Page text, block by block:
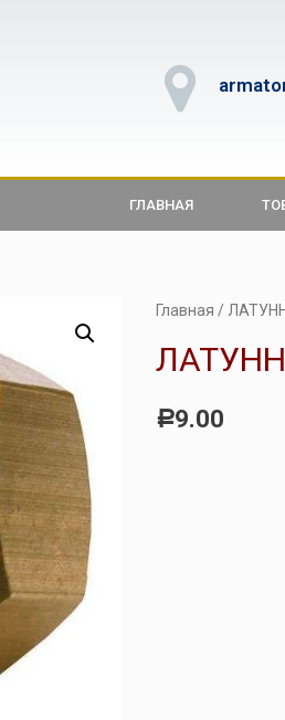
ГЛАВНАЯ
Главная /
Р9.00